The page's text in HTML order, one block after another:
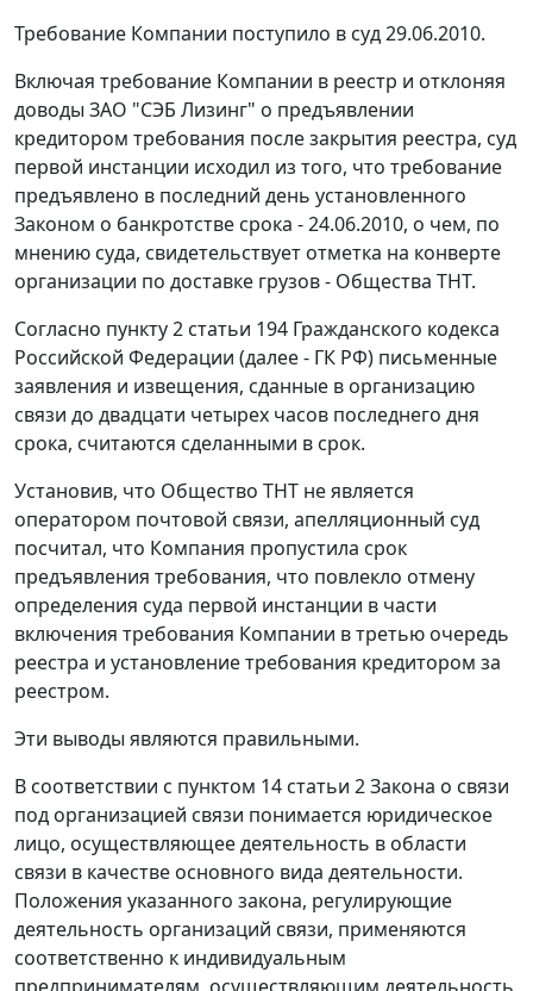
Требование Компании поступило в суд 29.06.2010.
Включая требование Компании в реестр и отклоняя
доводы ЗАО "СЭБ Лизинг" о предъявлении
кредитором требования после закрытия реестра, суд
первой инстанции исходил из того, что требование
предъявлено в последний день установленного
Законом о банкротстве срока - 24.06.2010, о чем, по
мнению суда, свидетельствует отметка на конверте
организации по доставке грузов - Общества ТНТ.
Согласно пункту 2 статьи 194 Гражданского кодекса
Российской Федерации (далее - ГК РФ) письменные
заявления и извещения, сданные в организацию
связи до двадцати четырех часов последнего дня
срока, считаются сделанными в срок.
Установив, что Общество ТНТ не является
оператором почтовой связи, апелляционный суд
посчитал, что Компания пропустила срок
предъявления требования, что повлекло отмену
определения суда первой инстанции в части
включения требования Компании в третью очередь
реестра и установление требования кредитором за
реестром.
Эти выводы являются правильными.
В соответствии с пунктом 14 статьи 2Закона о связи
под организацией связи понимается юридическое
лицо, осуществляющее деятельность в области
связи в качестве основного вида деятельности.
Положения указанного закона, регулирующие
деятельность организаций связи, применяются
соответственно к индивидуальным